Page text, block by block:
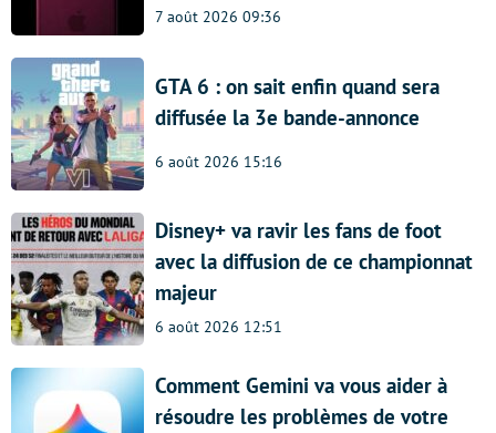
7 août 2026 09:36
GTA 6 : on sait enfin quand sera
diffusée la 3e bande-annonce
6 août 2026 15:16
Disney+ va ravir les fans de foot
avec la diffusion de ce championnat
majeur
6 août 2026 12:51
Comment Gemini va vous aider à
résoudre les problèmes de votre